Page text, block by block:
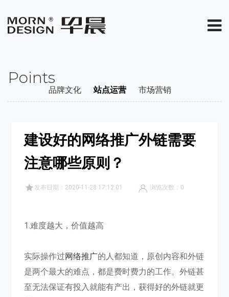
Points
品牌文化 站点运营 市场营销
建设好的网络推广外链需要
注意哪些原则？
发布日期：2020-11-28 17:12:01 浏览次数： 0
1.难度越大，价值越高
实际操作过网络推广的人都知道，原创内容和外链
是两个最大的难点，都是费时费力的工作。外链甚
至无法保证有投入就能有产出，获得好的外链就更